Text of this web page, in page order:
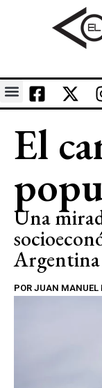
El
Una
POR JUAN MANUEL